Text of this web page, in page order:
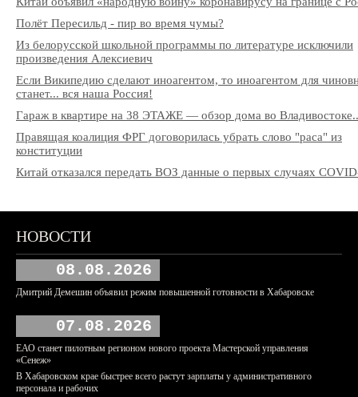
Полёт Пересильд - пир во время чумы?
Из белорусской школьной программы по литературе исключили
произведения Алексиевич
Если Википедию сделают иноагентом, то иноагентом для
станет... вся наша Россия!
Гараж в квартире на 38 ЭТАЖЕ — обзор дома во
Правящая коалиция ФРГ договорилась убрать слово "раса" из
конституции
Китай отказался передать ВОЗ данные о первых случаях
НОВОСТИ
08.08.2026
Дмитрий Демешин объявил режим повышенной готовности в Хабаровске
07.08.2026
ЕАО станет пилотным регионом нового проекта Мастерской управления
«Сенеж»
В Хабаровском крае быстрее всего растут зарплаты у административного
персонала и рабочих